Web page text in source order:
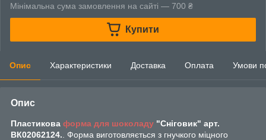
Мінімальна сума замовлення на сайті — 700 ₴
Купити
Опис Характеристики Доставка Оплата Умови
Опис
Пластикова форма для шоколаду "Сніговик" арт.
ВК02062124. . Форма виготовляється з гнучкого міцного